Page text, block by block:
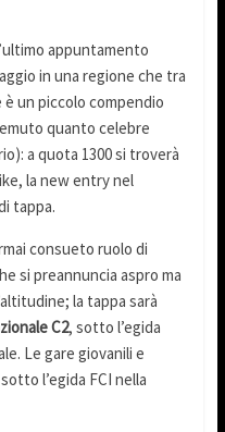
appuntamento
in una regione che tra
un piccolo compendio
quanto celebre
a quota 1300 si troverà
la new entry nel
tappa.
consueto ruolo di
si preannuncia aspro ma
la tappa sarà
C2, sotto l’egida
Le gare giovanili e
l’egida FCI nella